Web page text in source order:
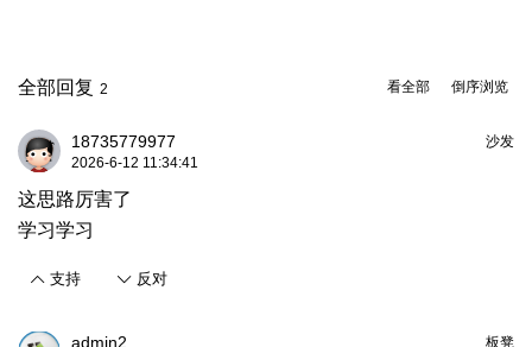
倒序浏览
看全部
全部回复 2
沙发
18735779977
2026-6-12 11:34:41
这思路厉害了
学习学习
支持 反对
板凳
admin2